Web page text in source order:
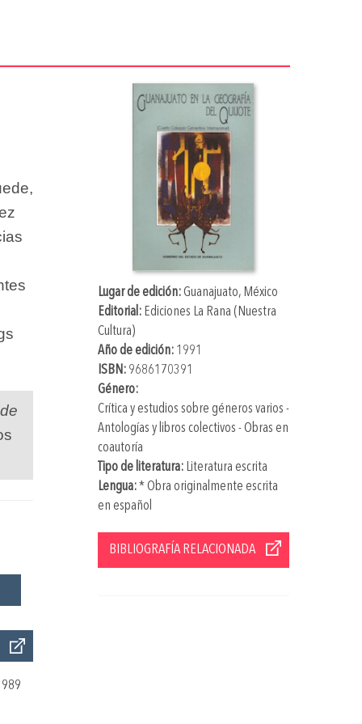
Lugar de edición:Guanajuato, México
Editorial: Ediciones La Rana (Nuestra
Cultura)
Año de edición:1991
ISBN: 9686170391
Género:
Crítica y estudios sobre géneros varios -
Antologías y libros colectivos - Obras en
coautoría
Tipo de literatura:Literatura escrita
Lengua:* Obra originalmente escrita
en español
BIBLIOGRAFÍA RELACIONADA